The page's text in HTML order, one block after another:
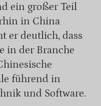
ein großer Teil
in China
er deutlich, dass
in der Branche
führend in
und Software.